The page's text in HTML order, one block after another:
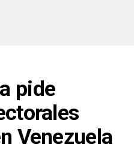
pide
Venezuela